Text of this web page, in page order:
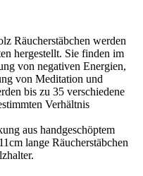
Räucherstäbchen werden
hergestellt. Sie finden im
von negativen Energien,
von Meditation und
bis zu 35 verschiedene
Verhältnis
aus handgeschöptem
lange Räucherstäbchen